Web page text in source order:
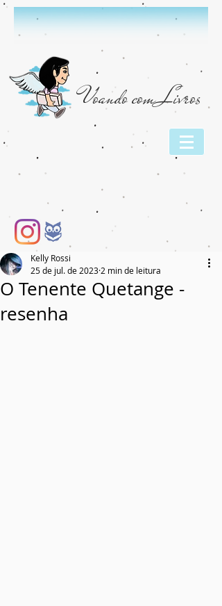
Voando com Livros
O Tenente Quetange -
resenha
Kelly Rossi
25 de jul. de 2023 2 min de leitura